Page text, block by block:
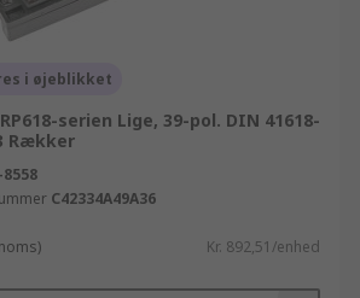
i øjeblikket
serien Lige, 39-pol. DIN 41618-
Rækker
8558
C42334A49A36
Kr. 892,51/enhed